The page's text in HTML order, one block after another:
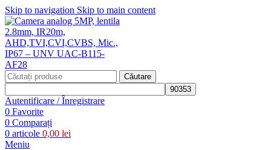
Skip to navigation Skip to main content
Căutare
Autentificare / Înregistrare
0 Favorite
0 Comparați
0 articole 0,00 lei
Meniu